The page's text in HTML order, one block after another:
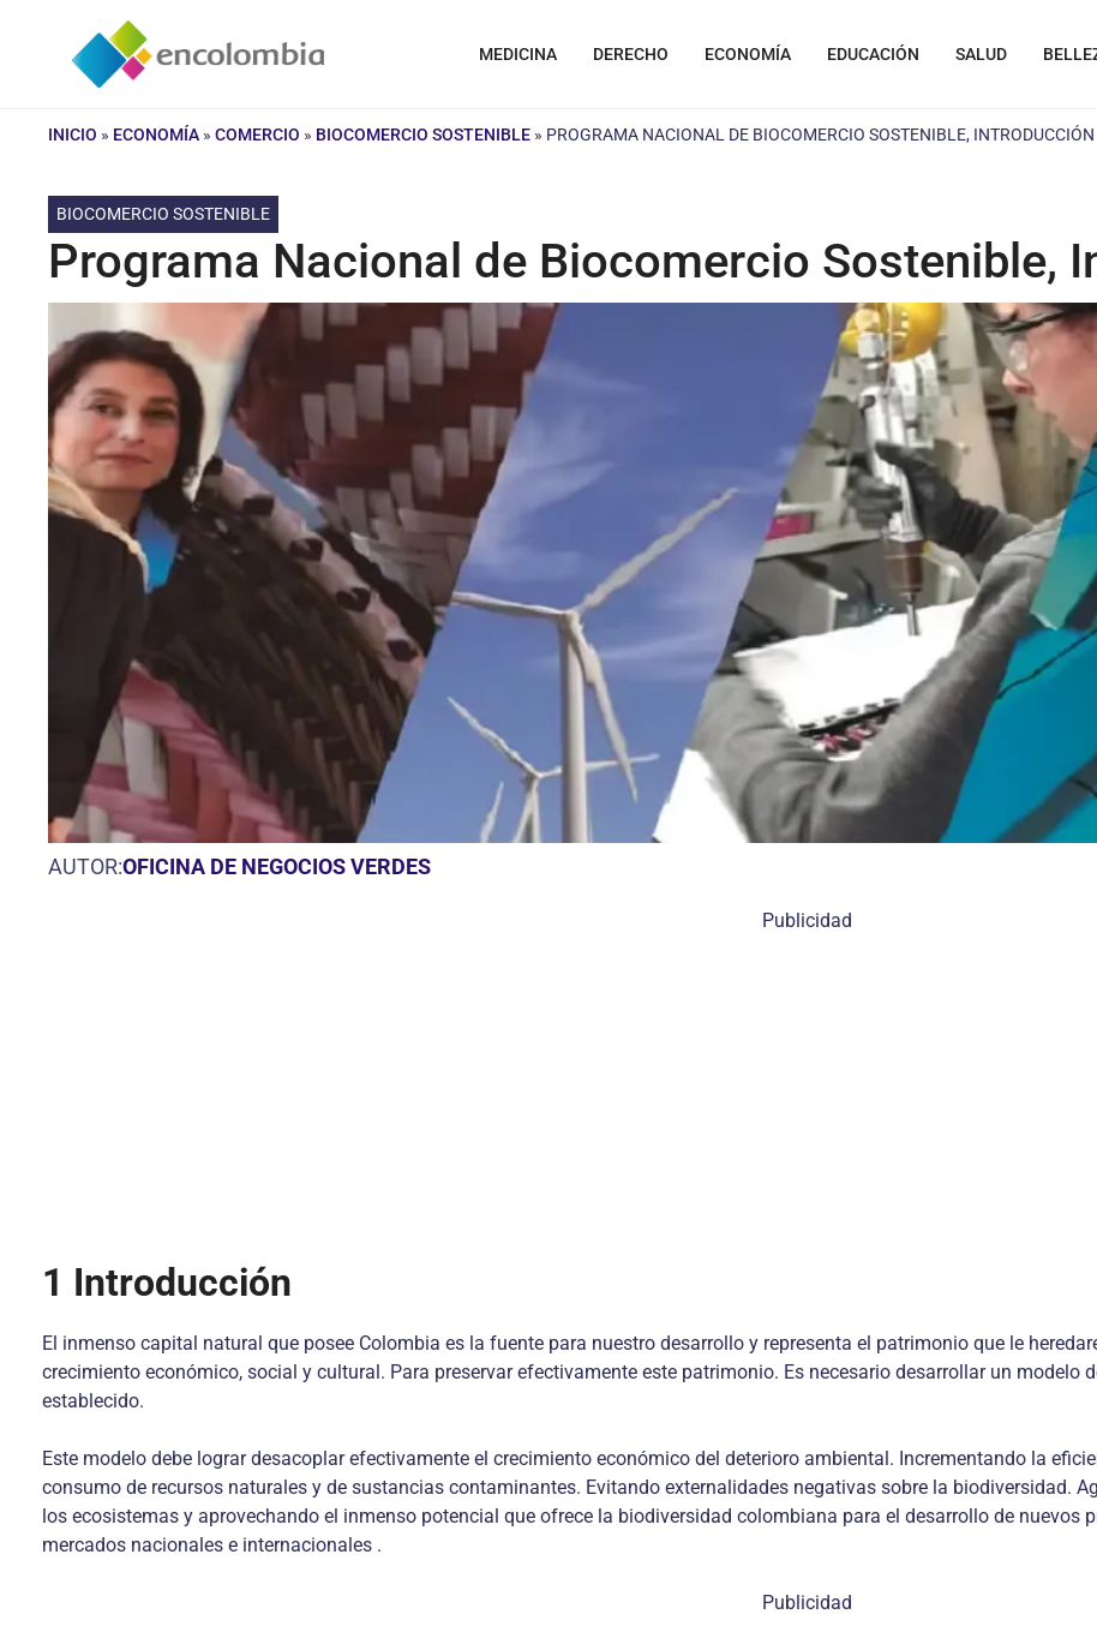
contenido
MEDICINA DERECHO ECONOMÍA EDUCACIÓN SALUD
INICIO » ECONOMÍA » COMERCIO » BIOCOMERCIO SOSTENIBLE » PROGRAMA NACIONAL DE BIOCOMERCIO SOSTENIBLE, INTRODUCCIÓN
BIOCOMERCIO SOSTENIBLE
Programa Nacional de Biocomercio Sostenible,
AUTOR:OFICINA DE NEGOCIOS VERDES
Publicidad
1 Introducción
El inmenso capital natural que posee Colombia es la fuente para nuestro desarrollo y representa el patrimonio que le
crecimiento económico, social y cultural. Para preservar efectivamente este patrimonio. Es necesario desarrollar un modelo
establecido.
Este modelo debe lograr desacoplar efectivamente el crecimiento económico del deterioro ambiental. Incrementando la
consumo de recursos naturales y de sustancias contaminantes. Evitando externalidades negativas sobre la biodiversidad.
los ecosistemas y aprovechando el inmenso potencial que ofrece la biodiversidad colombiana para el desarrollo de nuevos
mercados nacionales e internacionales .
Publicidad